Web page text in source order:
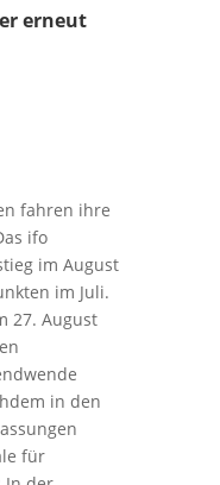
erneut
fahren ihre
ifo
im August
im Juli.
27. August
in den
für